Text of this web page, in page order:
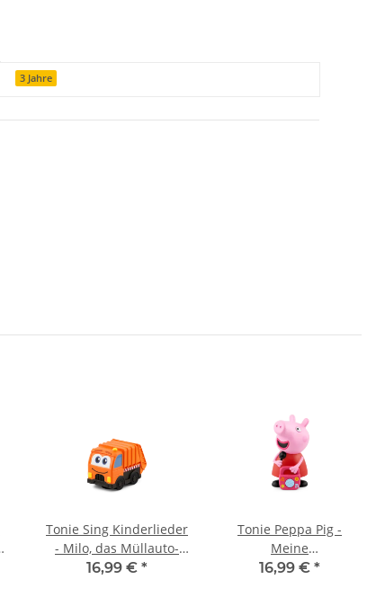
3 Jahre
Tonie Sing Kinderlieder
- Milo, das Müllauto-
Kind
16,99 € *
Tonie Peppa Pig -
Meine
Geburtstagsparty
16,99 € *